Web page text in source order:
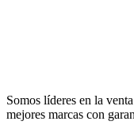
Somos líderes en la
mejores marcas con